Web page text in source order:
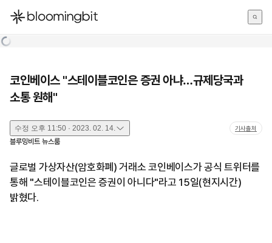
한국어
코인베이스 "스테이블코인은 증권 아냐…규제당국과
소통 원해"
수정 오후 11:50 · 2023. 02. 14. 기사출처
블루밍비트 뉴스룸
글로벌 가상자산(암호화폐) 거래소 코인베이스가 공식 트위터를
통해 "스테이블코인은 증권이 아니다"라고 15일(현지시간)
밝혔다.